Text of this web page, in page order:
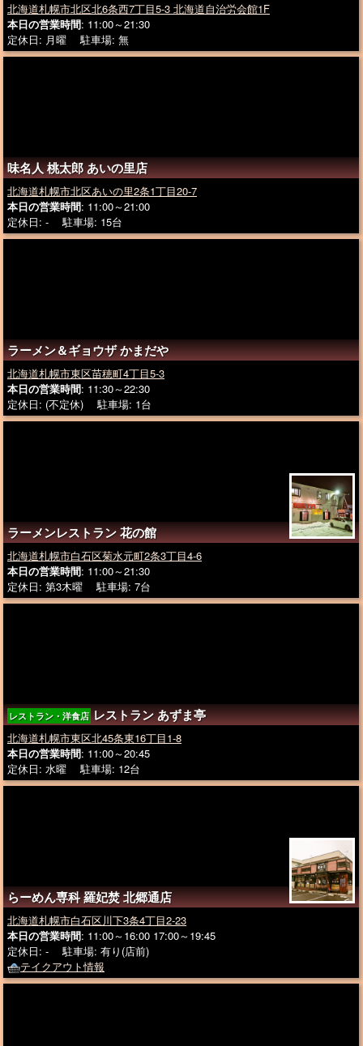
北海道札幌市北区北6条西7丁目5-3 北海道自治労会館1F
本日の営業時間: 11:00～21:30
定休日: 月曜 駐車場: 無
味名人 桃太郎 あいの里店
北海道札幌市北区あいの里2条1丁目20-7
本日の営業時間: 11:00～21:00
定休日: - 駐車場: 15台
ラーメン＆ギョウザ かまだや
北海道札幌市東区苗穂町4丁目5-3
本日の営業時間: 11:30～22:30
定休日: (不定休) 駐車場: 1台
ラーメンレストラン 花の館
北海道札幌市白石区菊水元町2条3丁目4-6
本日の営業時間: 11:00～21:30
定休日: 第3木曜 駐車場: 7台
レストラン・洋食店 レストラン あずま亭
北海道札幌市東区北45条東16丁目1-8
本日の営業時間: 11:00～20:45
定休日: 水曜 駐車場: 12台
らーめん専科 羅妃焚 北郷通店
北海道札幌市白石区川下3条4丁目2-23
本日の営業時間: 11:00～16:00 17:00～19:45
定休日: - 駐車場: 有り(店前)
テイクアウト情報